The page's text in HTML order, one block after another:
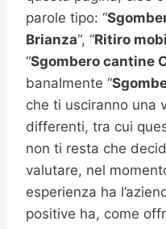
parole tipo: “
Brianza“, “Ritiro
“Sgombero cantine
banalmente “
che ti usciranno una
differenti, tra cui
non ti resta che
valutare, nel
esperienza ha
positive ha, come